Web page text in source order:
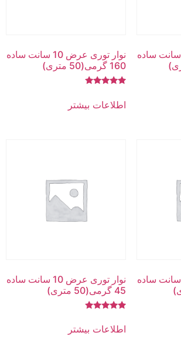
نوار توری عرض 10 سانت ساده
نوار توری عرض 10 سانت ساده
160 گرمی(50 متری)
5.00
از 5
اطلاعات بیشتر
نوار توری عرض 10 سانت ساده
نوار توری عرض 10 سانت ساده
45 گرمی(50 متری)
5.00
از 5
اطلاعات بیشتر